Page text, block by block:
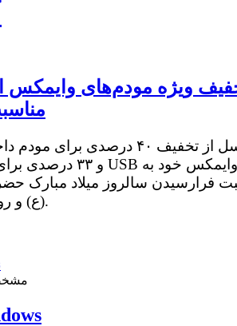
ویژه مودم‌های وایمکس
ایرانسل از تخفیف ۴۰ درصدی برای
فرارسیدن سالروز میلاد مبارک
(ع) و روز پدر خبر داد.